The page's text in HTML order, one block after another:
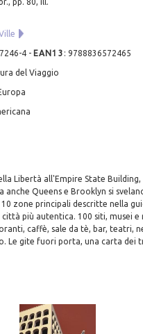
pp. 80, ill.
4- EAN13 : 9788836572465
del Viaggio
Libertà all'Empire State
anche Queens e Brooklyn si
zone principali descritte nella
più autentica. 100 siti, musei
caffè, sale da tè, bar, teatri,
Le gite fuori porta, una carta